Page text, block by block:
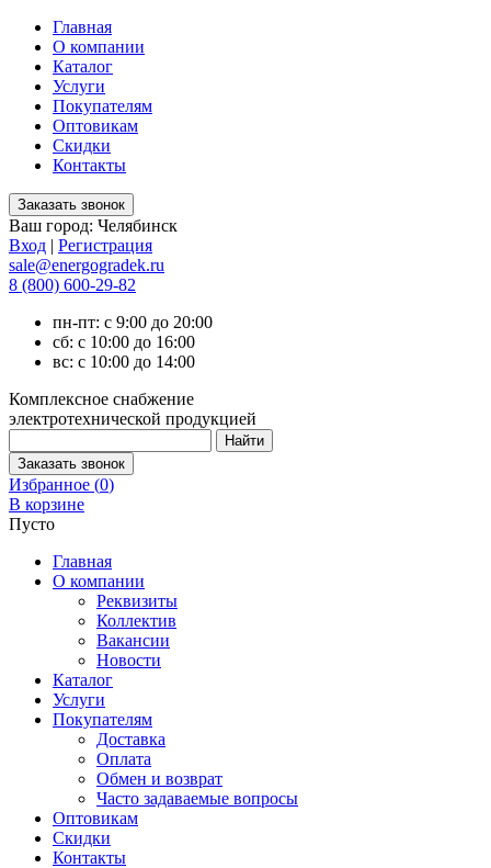
Главная
О компании
Каталог
Услуги
Покупателям
Оптовикам
Скидки
Контакты
Ваш город: Челябинск
Вход | Регистрация
sale@energogradek.ru
8 (800) 600-29-82
пн-пт: с 9:00 до 20:00
сб: с 10:00 до 16:00
вс: с 10:00 до 14:00
Комплексное снабжение
электротехнической продукцией
Избранное (0)
В корзине
Пусто
Главная
О компании
Реквизиты
Коллектив
Вакансии
Новости
Каталог
Услуги
Покупателям
Доставка
Оплата
Обмен и возврат
Часто задаваемые вопросы
Оптовикам
Скидки
Контакты